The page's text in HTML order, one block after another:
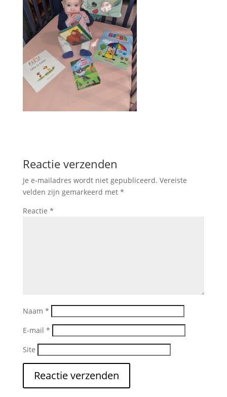
Reactie verzenden
Je e-mailadres wordt niet gepubliceerd. Vereiste
velden zijn gemarkeerd met *
Reactie *
Naam *
E-mail *
Site